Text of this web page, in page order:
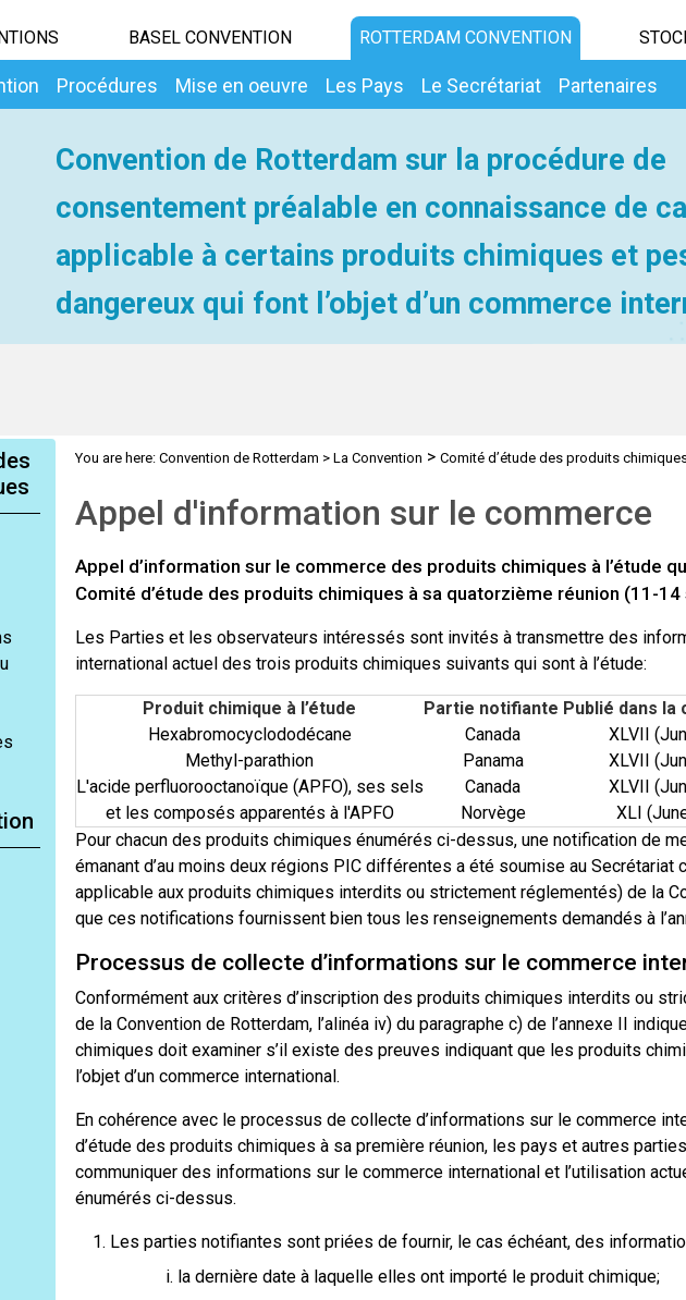
BASEL CONVENTION ROTTERDAM CONVENTION
Procédures Mise en oeuvre Les Pays Le Secrétariat Partenaires
Convention de Rotterdam sur la procédure de
consentement préalable en connaissance de
applicable à certains produits chimiques et
dangereux qui font l’objet d’un commerce
You are here: Convention de Rotterdam > La Convention > Comité d’étude des produits
Appel d'information sur le commerce
Appel d’information sur le commerce des produits chimiques à l’étude
Comité d’étude des produits chimiques à sa quatorzième réunion (11-
Les Parties et les observateurs intéressés sont invités à transmettre des
international actuel des trois produits chimiques suivants qui sont à l’étude:
Produit chimique à l’étude Partie notifiante Publié dans la
Hexabromocyclododécane
Canada
XLVII
Methyl-parathion
Panama
XLVII
L'acide perfluorooctanoïque (APFO), ses sels
et les composés apparentés à l'APFO
Canada
XLVII
Norvège
XLI
Pour chacun des produits chimiques énumérés ci-dessus, une notification de
émanant d’au moins deux régions PIC différentes a été soumise au Secrétariat
applicable aux produits chimiques interdits ou strictement réglementés) de la
que ces notifications fournissent bien tous les renseignements demandés à
Processus de collecte d’informations sur le commerce
Conformément aux critères d’inscription des produits chimiques interdits ou
de la Convention de Rotterdam, l’alinéa iv) du paragraphe c) de l’annexe II
chimiques doit examiner s’il existe des preuves indiquant que les produits
l’objet d’un commerce international.
En cohérence avec le processus de collecte d’informations sur le commerce
d’étude des produits chimiques à sa première réunion, les pays et autres
communiquer des informations sur le commerce international et l’utilisation
énumérés ci-dessus.
Les parties notifiantes sont priées de fournir, le cas échéant, des
la dernière date à laquelle elles ont importé le produit chimique;